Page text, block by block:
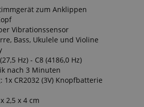
zum Anklippen
Vibrationssensor
Bass, Ukulele und Violine
Hz) - C8 (4186,0 Hz)
nach 3 Minuten
1x CR2032 (3V) Knopfbatterie
2,5 x 4 cm